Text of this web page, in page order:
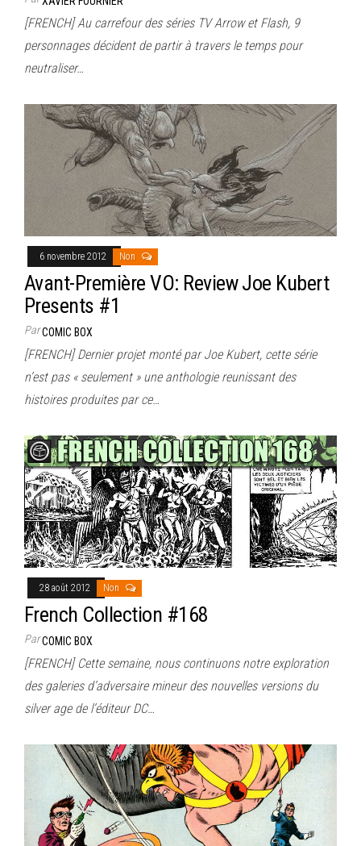
[FRENCH] Au carrefour des séries TV Arrow et Flash, 9
personnages décident de partir à travers le temps pour
neutraliser…
6 novembre 2012 Non
Avant-Première VO: Review Joe Kubert
Presents #1
ParCOMIC BOX
[FRENCH] Dernier projet monté par Joe Kubert, cette série
n’est pas « seulement » une anthologie reunissant des
histoires produites par ce…
28 août 2012 Non
French Collection #168
ParCOMIC BOX
[FRENCH] Cette semaine, nous continuons notre exploration
des galeries d’adversaire mineur des nouvelles versions du
silver age de l’éditeur DC…